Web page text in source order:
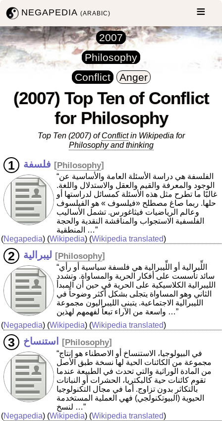
NEGAPEDIA(ARABIC)
2007
Philosophy
Conflict
Anger
(2007) Top Ten of Conflict
for Philosophy
Top Ten (2007) ofConflictin Wikipedia for
Philosophy and thinking
فلسفة [Philosophy]
“الفلسفة هي دراسة الأسئلة العامة والأساسية عن
الوجود والمعرفة والقيم والعقل والاستدلال واللغة.
غالبًا ما تطرح مثل هذه الأسئلة كمسائل لدراستها أو
حلها. ربما صاغ مصطلح «فيلسوف » هو الفيلسوف
وعالم الرياضيات فيثاغورس. تشمل الأساليب
الفلسفية الاستجواب والمناقشة النقدية والحجة
المنطقية …”
(Negapedia) (Wikipedia) (Wikipedia translated)
ليبرالية [Philosophy]
“اللِّبرالية أو اللِّيبرالية هي فلسفة سياسية أو رأي
سائد تأسست على أفكار الحرية والمساواة. وتشدد
الليبرالية الكلاسيكية على الحرية في حين أن المبدأ
الثاني وهو المساواة يتجلى بشكل أكثر وضوحاً في
الليبرالية الاجتماعية. يتبنى الليبراليون مجموعة
واسعة من الآراء تبعاً لفهمهم لهذين …”
(Negapedia) (Wikipedia) (Wikipedia translated)
استنساخ [Philosophy]
“في البيولوجيا، الاستنساخ أو الاصطناء هو إنتاج
مجموعة من الكائنات الحية لها نسخة طبق الأصل
من المادة الوراثية والتي تحدث في الطبيعة عندما
تقوم كائنات حية كالبكتريا، الحشرات أو النباتات
بالتكاثر بدون تزاوج. أما في مجال التكنولوجيا
الحيوية (البيوتكنولجي) فهي العملية المستخدمة
لنسخ …”
(Negapedia) (Wikipedia) (Wikipedia translated)